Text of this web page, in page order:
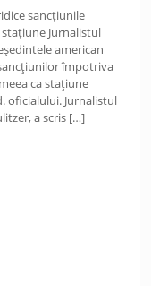
sancțiunile
Jurnalistul
american
împotriva
ca stațiune
oficialului. Jurnalistul
a scris […]